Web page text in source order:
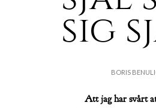
sig
BORIS
Att jag har svårt